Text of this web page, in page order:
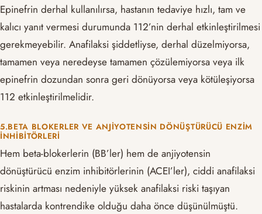
Epinefrin derhal kullanılırsa, hastanın tedaviye hızlı, tam ve
kalıcı yanıt vermesi durumunda 112’nin derhal etkinleştirilmesi
gerekmeyebilir. Anafilaksi şiddetliyse, derhal düzelmiyorsa,
tamamen veya neredeyse tamamen çözülemiyorsa veya ilk
epinefrin dozundan sonra geri dönüyorsa veya kötüleşiyorsa
112 etkinleştirilmelidir.
5.BETA BLOKERLER VE ANJIYOTENSIN DÖNÜŞTÜRÜCÜ ENZIM
İNHIBITÖRLERI
Hem beta-blokerlerin (BB’ler) hem de anjiyotensin
dönüştürücü enzim inhibitörlerinin (ACEI’ler), ciddi anafilaksi
riskinin artması nedeniyle yüksek anafilaksi riski taşıyan
hastalarda kontrendike olduğu daha önce düşünülmüştü.